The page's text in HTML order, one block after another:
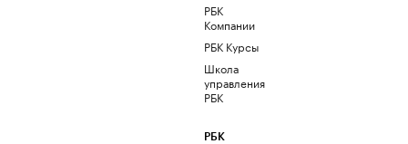
РБК
Компании
РБК Курсы
Школа
управления
РБК
РБК